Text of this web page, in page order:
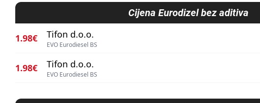
Cijena Eurodizel bez aditiva
1.98€ Tifon d.o.o.
EVO Eurodiesel BS
1.98€ Tifon d.o.o.
EVO Eurodiesel BS